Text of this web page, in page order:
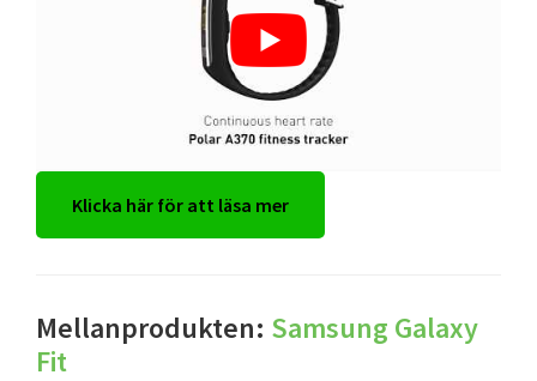
Klicka här för att läsa mer
Mellanprodukten: Samsung Galaxy
Fit